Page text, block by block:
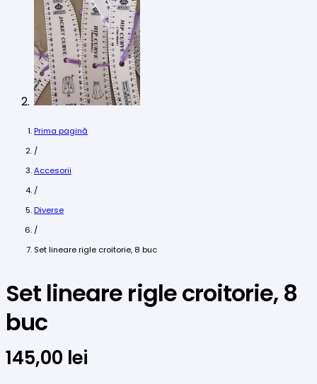
Prima pagină
/
Accesorii
/
Diverse
/
Set lineare rigle croitorie, 8 buc
Set lineare rigle croitorie, 8
buc
145,00 lei